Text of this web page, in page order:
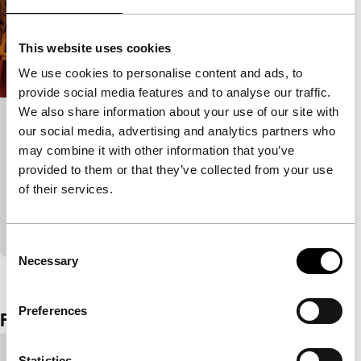
This website uses cookies
We use cookies to personalise content and ads, to
provide social media features and to analyse our traffic.
We also share information about your use of our site with
our social media, advertising and analytics partners who
may combine it with other information that you’ve
provided to them or that they’ve collected from your use
of their services.
Selection
Necessary
Preferences
Mirage My Bros
Ammodo Tiger Short Competition
Een klein portret van een opgroeiende generatie,
klaar voor de toekomst. Een drieluik rond een
met d
Bekijk het hele programma
Film details